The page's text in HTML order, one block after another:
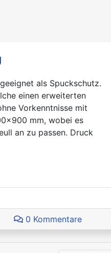
als Spuckschutz.
einen erweiterten
Vorkenntnisse mit
mm, wobei es
an zu passen. Druck
0 Kommentare